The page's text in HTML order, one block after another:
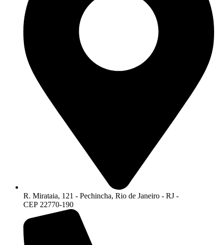
R. Mirataia, 121 - Pechincha, Rio de Janeiro - RJ -
CEP 22770-190